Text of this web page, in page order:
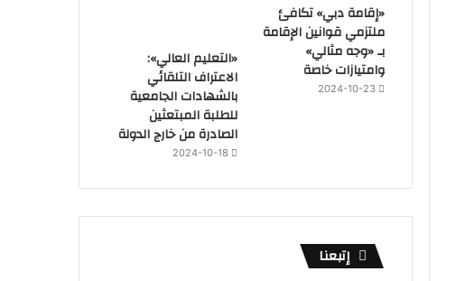
«إقامة دبي» تكافئ
ملتزمي قوانين الإقامة
بـ «وجه مثالي»
وامتيازات خاصة
2024-10-23
«التعليم العالي»:
الاعتراف التلقائي
بالشهادات الجامعية
للطلبة المبتعثين
الصادرة من خارج الدولة
2024-10-18
إتبعنا